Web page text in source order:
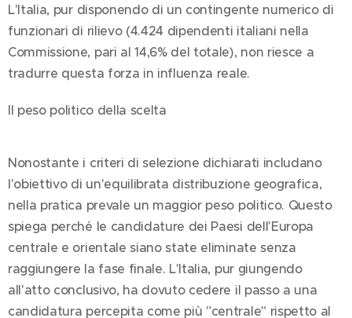
L'Italia, pur disponendo di un contingente numerico di
funzionari di rilievo (4.424 dipendenti italiani nella
Commissione, pari al 14,6% del totale), non riesce a
tradurre questa forza in influenza reale.
Il peso politico della scelta
Nonostante i criteri di selezione dichiarati includano
l'obiettivo di un'equilibrata distribuzione geografica,
nella pratica prevale un maggior peso politico. Questo
spiega perché le candidature dei Paesi dell'Europa
centrale e orientale siano state eliminate senza
raggiungere la fase finale. L'Italia, pur giungendo
all'atto conclusivo, ha dovuto cedere il passo a una
candidatura percepita come più "centrale" rispetto al